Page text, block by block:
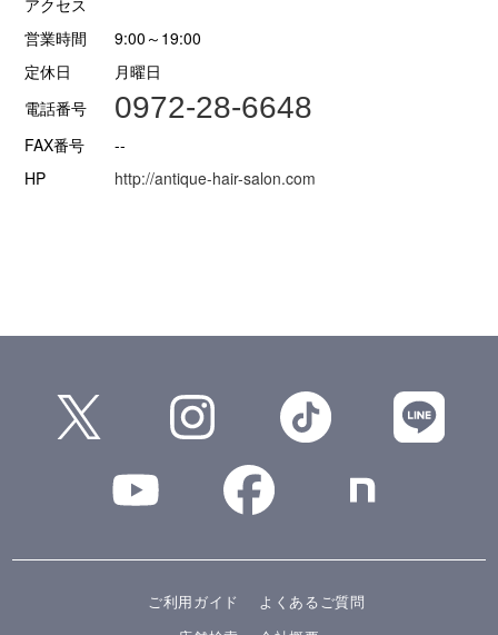
アクセス
営業時間
9:00～19:00
定休日
月曜日
電話番号
0972-28-6648
FAX番号
--
HP
http://antique-hair-salon.com
ご利用ガイド
よくあるご質問